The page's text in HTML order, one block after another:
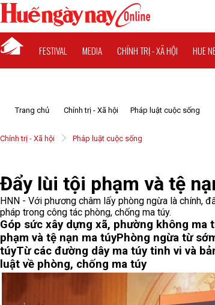
FESTIVAL MEDIA CHÍNH TRỊ - XÃ HỘI HUE
Trang chủ Chính trị - Xã hội Pháp luật cuộc sống
Chính trị - Xã hội Pháp luật cuộc sống
Đẩy lùi tội phạm và tệ
HNN - Với phương châm lấy phòng ngừa là chính,
pháp trong công tác phòng, chống ma túy.
Góp sức xây dựng xã, phường không ma
phạm và tệ nạn ma túyPhòng ngừa từ
túyTừ các đường dây ma túy tinh vi và
luật về phòng, chống ma túy